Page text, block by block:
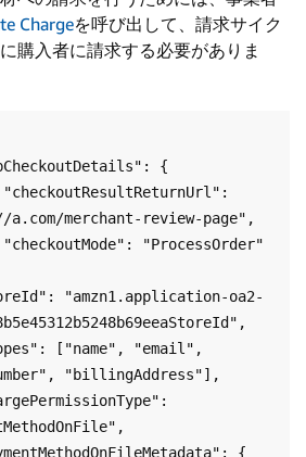
Chargeを呼び出して、請求サイク
購入者に請求する必要がありま
merchant-review-page",
"billingAddress"],